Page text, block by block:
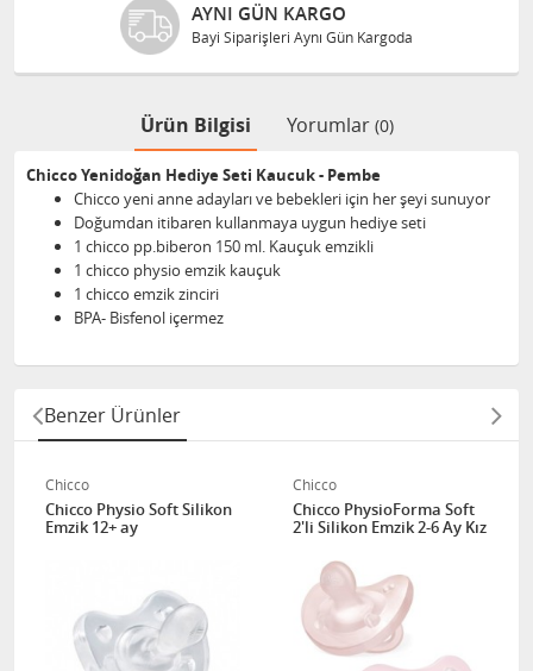
AYNI GÜN KARGO
Bayi Siparişleri Aynı Gün Kargoda
Ürün Bilgisi Yorumlar (0)
Chicco Yenidoğan Hediye Seti Kaucuk - Pembe
Chicco yeni anne adayları ve bebekleri için her şeyi sunuyor
Doğumdan itibaren kullanmaya uygun hediye seti
1 chicco pp.biberon 150 ml. Kauçuk emzikli
1 chicco physio emzik kauçuk
1 chicco emzik zinciri
BPA- Bisfenol içermez
Benzer Ürünler
Chicco
Chicco Physio Soft Silikon
Emzik 12+ ay
Chicco
Chicco PhysioForma Soft
2'li Silikon Emzik 2-6 Ay Kız